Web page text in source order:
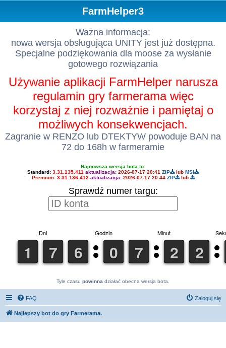
FarmHelper3
Ważna informacja:
nowa wersja obsługująca UNITY jest już dostępna.
Specjalne podziękowania dla moose za wysłanie
gotowego rozwiązania
Używanie aplikacji FarmHelper narusza
regulamin gry farmerama więc
korzystaj z niej rozważnie i pamiętaj o
możliwych konsekwencjach.
Zagranie w RENZO lub DTEKTYW powoduje BAN na
72 do 168h w farmeramie
Najnowsza wersja bota to:
Standard: 3.31.135.411 aktualizacja: 2026-07-17 20:41 ZIP lub MSI
Premium: 3.31.136.412 aktualizacja: 2026-07-17 20:44 ZIP lub
Sprawdź numer targu:
Tyle czasu powinna działać obecna wersja bota.
FAQ Zaloguj się
Najlepszy bot do gry Farmerama.